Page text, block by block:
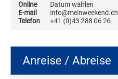
Online
Datum wählen
E-mail
info@meinweekend.ch
Telefon
+41 (0)43 288 06 26
Anreise / Abreise